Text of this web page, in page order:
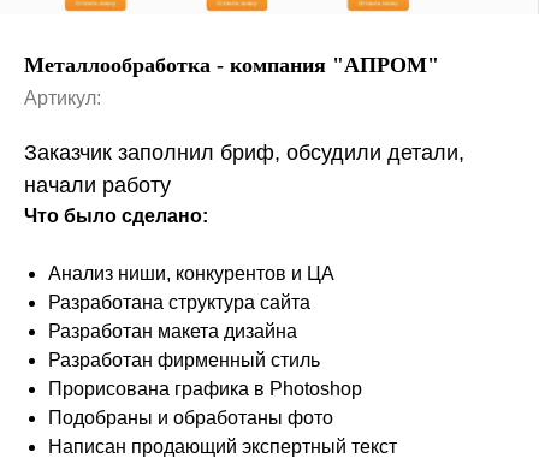
Металлообработка - компания "АПРОМ"
Артикул:
Заказчик заполнил бриф, обсудили детали,
начали работу
Что было сделано:
Анализ ниши, конкурентов и ЦА
Разработана структура сайта
Разработан макета дизайна
Разработан фирменный стиль
Прорисована графика в Photoshop
Подобраны и обработаны фото
Написан продающий экспертный текст